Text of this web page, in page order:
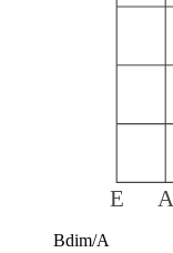
E A
Bdim/A